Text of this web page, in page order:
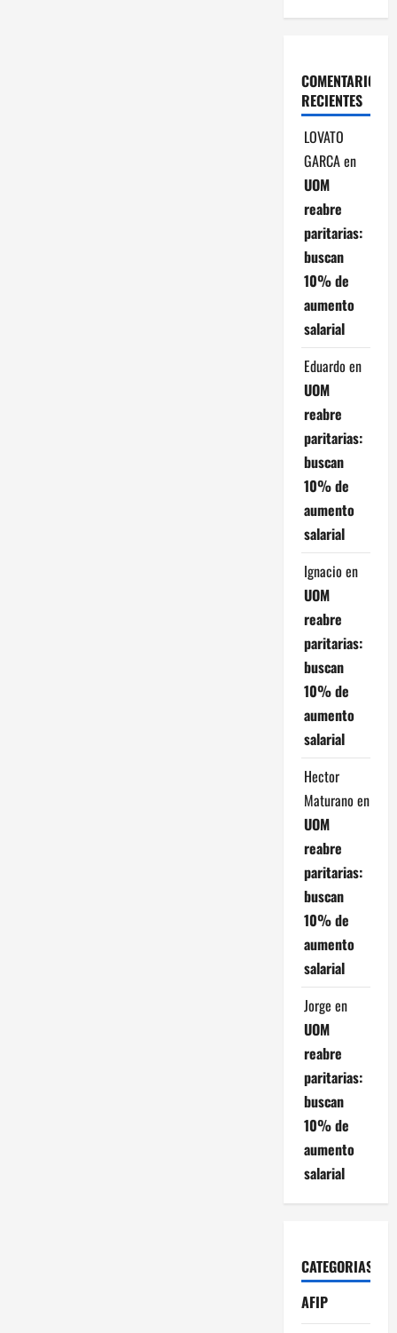
COMENTARIOS
RECIENTES
LOVATO
GARCAen
UOM
reabre
paritarias:
buscan
10% de
aumento
salarial
Eduardo en
UOM
reabre
paritarias:
buscan
10% de
aumento
salarial
Ignacio en
UOM
reabre
paritarias:
buscan
10% de
aumento
salarial
Hector
Maturano en
UOM
reabre
paritarias:
buscan
10% de
aumento
salarial
Jorge en
UOM
reabre
paritarias:
buscan
10% de
aumento
salarial
CATEGORIAS
AFIP